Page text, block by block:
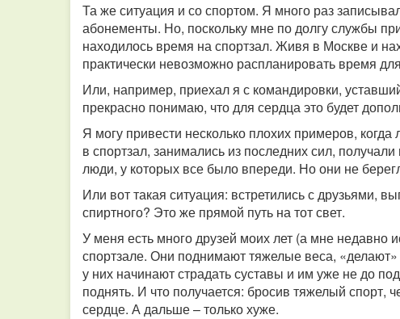
Та же ситуация и со спортом. Я много раз
абонементы. Но, поскольку мне по долгу службы
находилось время на спортзал. Живя в Москве и
практически невозможно распланировать время
Или, например, приехал я с командировки,
прекрасно понимаю, что для сердца это будет
Я могу привести несколько плохих примеров,
в спортзал, занимались из последних сил,
люди, у которых все было впереди. Но они не
Или вот такая ситуация: встретились с друзьями,
спиртного? Это же прямой путь на тот свет.
У меня есть много друзей моих лет (а мне недавно
спортзале. Они поднимают тяжелые веса,
у них начинают страдать суставы и им уже не до
поднять. И что получается: бросив тяжелый спорт,
сердце. А дальше – только хуже.